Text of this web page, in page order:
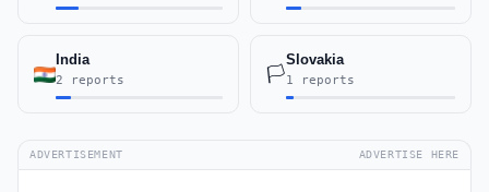
India
2 reports 🏳️
Slovakia
1 reports
ADVERTISEMENT ADVERTISE HERE